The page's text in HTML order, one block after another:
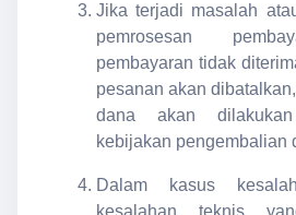
Jika terjadi masalah
pemrosesan
pembayaran tidak
pesanan akan
dana akan
kebijakan pengembalian
Dalam kasus
kesalahan teknis